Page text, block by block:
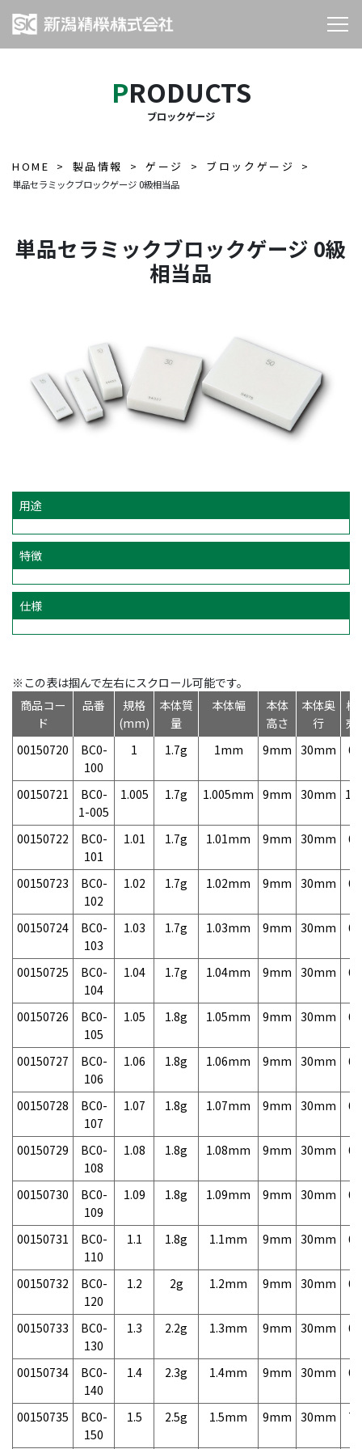
PRODUCTS
ブロックゲージ
HOME 製品情報 ゲージ ブロックゲージ
単品セラミックブロックゲージ 0級相当品
単品セラミックブロックゲージ 0級
相当品
用途
特徴
仕様
※この表は掴んで左右にスクロール可能です。
商品コー
ド
品番
規格
(mm)
本体質
量
本体幅
本体
高さ
本体奥
行
標
売
00150720
BC0-
100
1 1.7g 1mm 9mm 30mm
00150721
BC0-
1-005
1.005 1.7g 1.005mm 9mm 30mm
00150722
BC0-
101
1.01 1.7g 1.01mm 9mm 30mm
00150723
BC0-
102
1.02 1.7g 1.02mm 9mm 30mm
00150724
BC0-
103
1.03 1.7g 1.03mm 9mm 30mm
00150725
BC0-
104
1.04 1.7g 1.04mm 9mm 30mm
00150726
BC0-
105
1.05 1.8g 1.05mm 9mm 30mm
00150727
BC0-
106
1.06 1.8g 1.06mm 9mm 30mm
00150728
BC0-
107
1.07 1.8g 1.07mm 9mm 30mm
00150729
BC0-
108
1.08 1.8g 1.08mm 9mm 30mm
00150730
BC0-
109
1.09 1.8g 1.09mm 9mm 30mm
00150731
BC0-
110
1.1 1.8g 1.1mm 9mm 30mm
00150732
BC0-
120
1.2 2g 1.2mm 9mm 30mm
00150733
BC0-
130
1.3 2.2g 1.3mm 9mm 30mm
00150734
BC0-
140
1.4 2.3g 1.4mm 9mm 30mm
00150735
BC0-
150
1.5 2.5g 1.5mm 9mm 30mm